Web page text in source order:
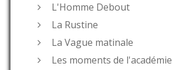
L'Homme Debout
La Rustine
La Vague matinale
Les moments de l'académie